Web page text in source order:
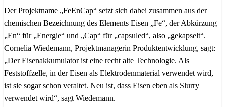
Der Projektname „FeEnCap“ setzt sich dabei zusammen aus der
chemischen Bezeichnung des Elements Eisen „Fe“, der Abkürzung
„En“ für „Energie“ und „Cap“ für „capsuled“, also „gekapselt“.
Cornelia Wiedemann, Projektmanagerin Produktentwicklung, sagt:
„Der Eisenakkumulator ist eine recht alte Technologie. Als
Feststoffzelle, in der Eisen als Elektrodenmaterial verwendet wird,
ist sie sogar schon veraltet. Neu ist, dass Eisen eben als Slurry
verwendet wird“, sagt Wiedemann.